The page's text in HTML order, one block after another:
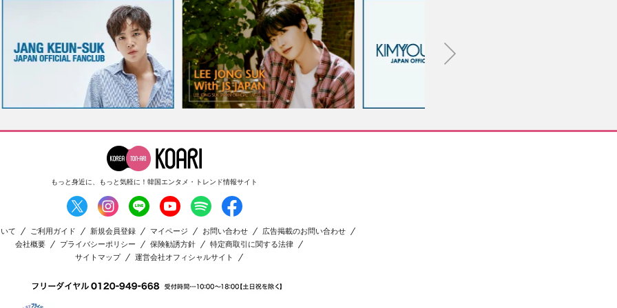
もっと身近に、もっと気軽に！ 韓国エンタメ・トレンド情報サイト
て ご利用ガイド 新規会員登録 マイページ お問い合わせ
広告掲載のお問い合わせ
会社概要
プライバシーポリシー 保険勧誘方針
特定商取引に関する法律
サイトマップ
運営会社オフィシャルサイト